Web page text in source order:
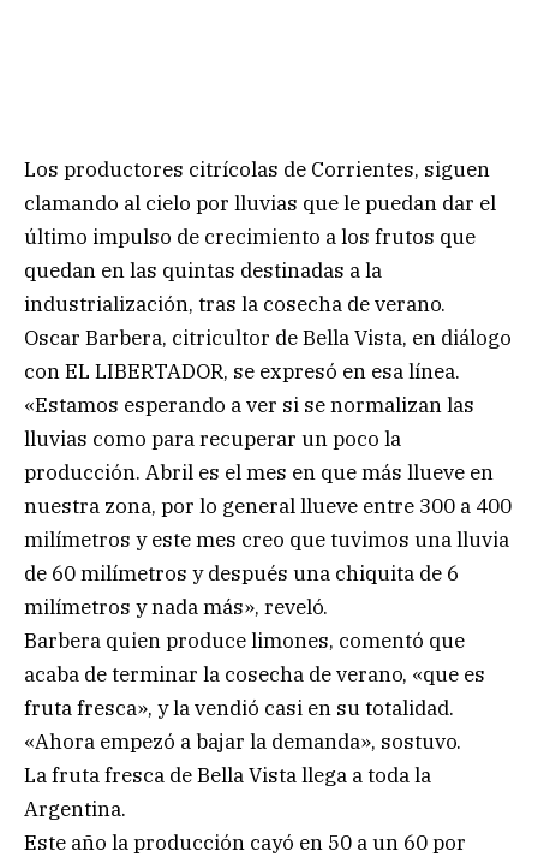
Los productores citrícolas de Corrientes, siguen
clamando al cielo por lluvias que le puedan dar el
último impulso de crecimiento a los frutos que
quedan en las quintas destinadas a la
industrialización, tras la cosecha de verano.
Oscar Barbera, citricultor de Bella Vista, en diálogo
con EL LIBERTADOR, se expresó en esa línea.
«Estamos esperando a ver si se normalizan las
lluvias como para recuperar un poco la
producción. Abril es el mes en que más llueve en
nuestra zona, por lo general llueve entre 300 a 400
milímetros y este mes creo que tuvimos una lluvia
de 60 milímetros y después una chiquita de 6
milímetros y nada más», reveló.
Barbera quien produce limones, comentó que
acaba de terminar la cosecha de verano, «que es
fruta fresca», y la vendió casi en su totalidad.
«Ahora empezó a bajar la demanda», sostuvo.
La fruta fresca de Bella Vista llega a toda la
Argentina.
Este año la producción cayó en 50 a un 60 por